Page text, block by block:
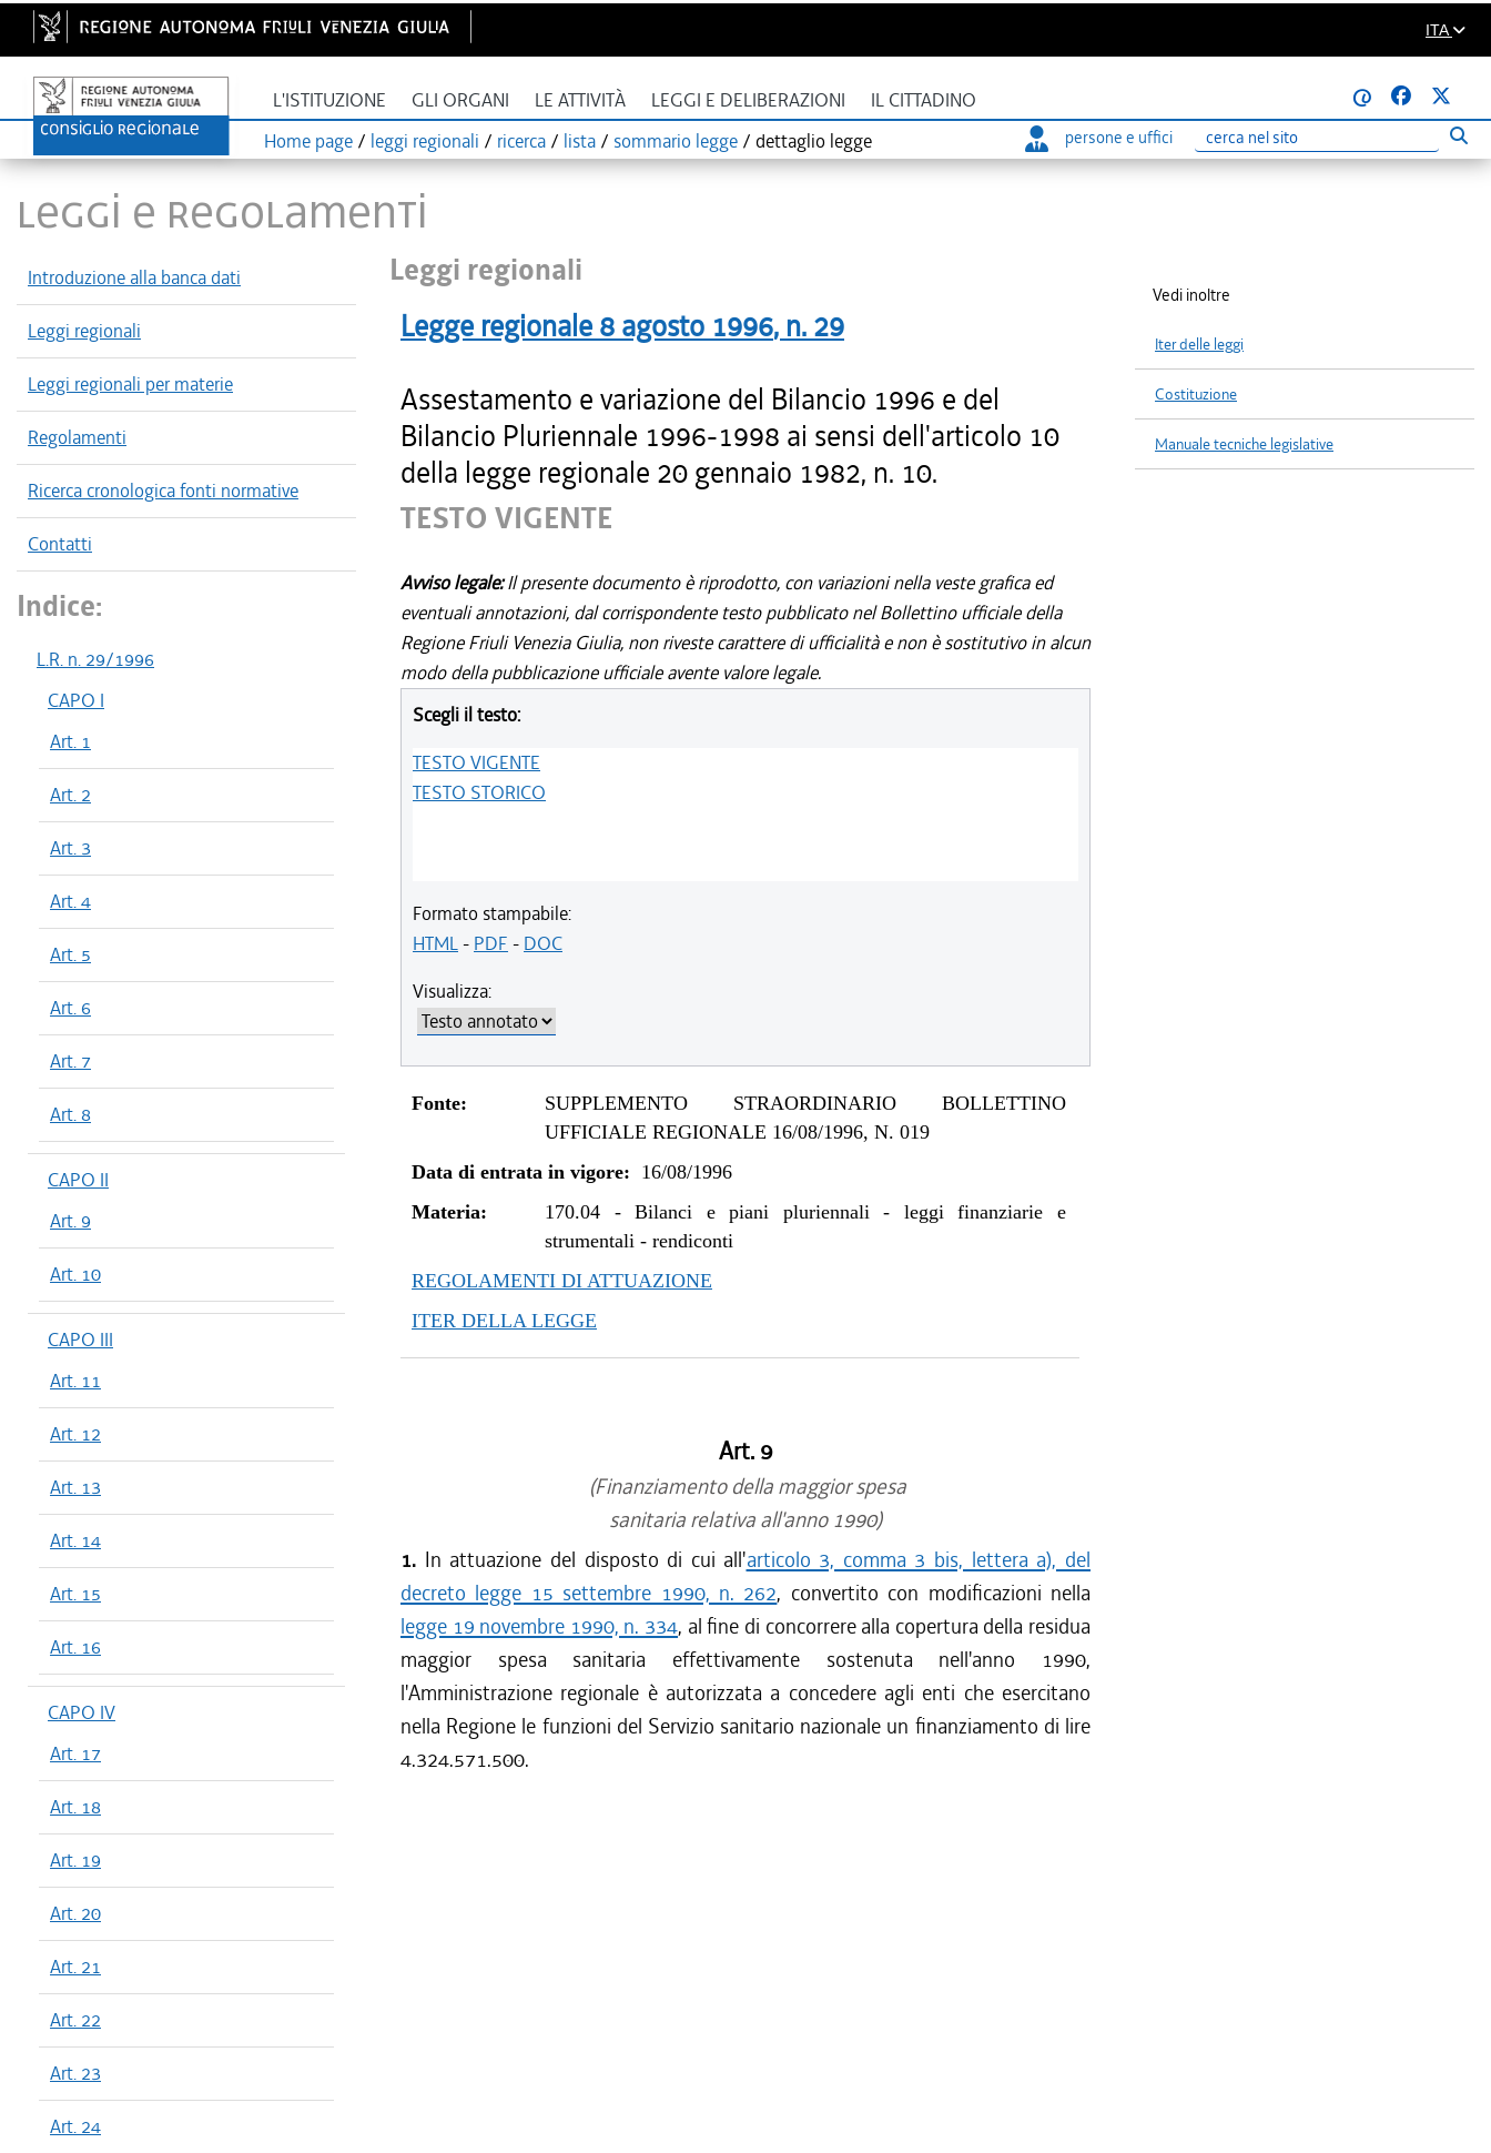
ITA
L'ISTITUZIONE GLI ORGANI LE ATTIVITÀ LEGGI E DELIBERAZIONI IL CITTADINO
@
Home page / leggi regionali / ricerca / lista / sommario legge / dettaglio legge persone e uffici
Ricerca
LEGGI E REGOLAMENTI
Introduzione alla banca dati
Leggi regionali
Leggi regionali per materie
Regolamenti
Ricerca cronologica fonti normative
Contatti
Indice:
L.R. n. 29/1996
CAPO I
Art. 1
Art. 2
Art. 3
Art. 4
Art. 5
Art. 6
Art. 7
Art. 8
CAPO II
Art. 9
Art. 10
CAPO III
Art. 11
Art. 12
Art. 13
Art. 14
Art. 15
Art. 16
CAPO IV
Art. 17
Art. 18
Art. 19
Art. 20
Art. 21
Art. 22
Art. 23
Art. 24
Leggi regionali
Legge regionale 8 agosto 1996, n. 29
Assestamento e variazione del Bilancio 1996 e del
Bilancio Pluriennale 1996-1998 ai sensi dell'articolo 10
della legge regionale 20 gennaio 1982, n. 10.
TESTO VIGENTE
Avviso legale:Il presente documento è riprodotto, con variazioni nella veste grafica ed
eventuali annotazioni, dal corrispondente testo pubblicato nel Bollettino ufficiale della
Regione Friuli Venezia Giulia, non riveste carattere di ufficialità e non è sostitutivo in alcun
modo della pubblicazione ufficiale avente valore legale.
Scegli il testo:
TESTO VIGENTE
TESTO STORICO
Formato stampabile:
HTML- PDF - DOC
Visualizza:
Fonte:
SUPPLEMENTO STRAORDINARIO BOLLETTINO
UFFICIALE REGIONALE 16/08/1996, N. 019
Data di entrata in vigore: 16/08/1996
Materia:
170.04 -Bilanci e piani pluriennali - leggi finanziarie e
strumentali - rendiconti
REGOLAMENTI DI ATTUAZIONE
ITER DELLA LEGGE
Art. 9
(Finanziamento della maggior spesa
sanitaria relativa all'anno 1990)
1. In attuazione del disposto di cui all'articolo 3, comma 3 bis, lettera a), del
decreto legge 15 settembre 1990, n. 262, convertito con modificazioni nella
legge 19 novembre 1990, n. 334, al fine di concorrere alla copertura della residua
maggior spesa sanitaria effettivamente sostenuta nell'anno 1990,
l'Amministrazione regionale è autorizzata a concedere agli enti che esercitano
nella Regione le funzioni del Servizio sanitario nazionale un finanziamento di lire
4.324.571.500.
Vedi inoltre
Iter delle leggi
Costituzione
Manuale tecniche legislative